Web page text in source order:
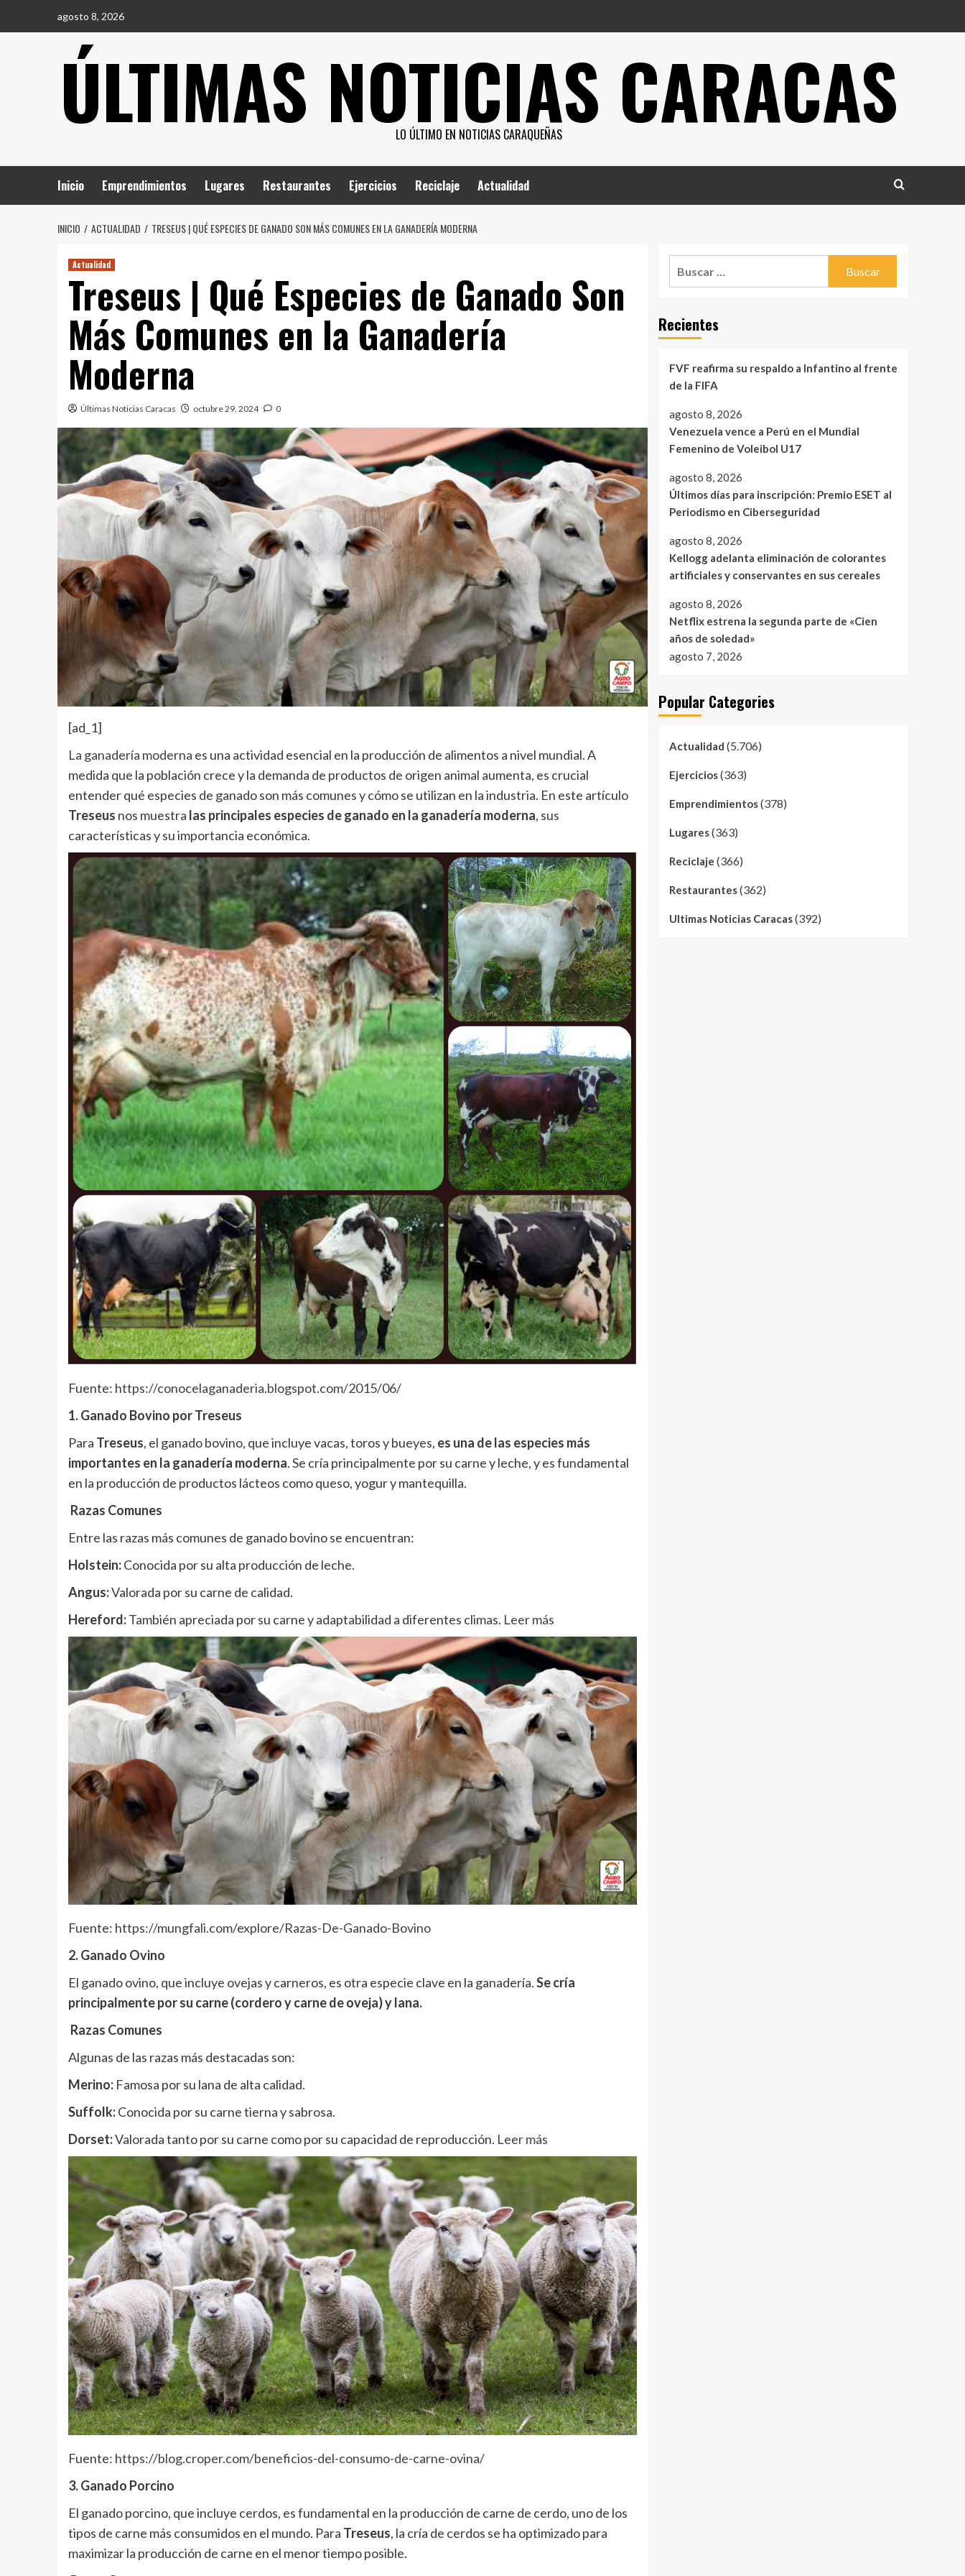
agosto 8, 2026
ÚLTIMAS NOTICIAS CARACAS
LO ÚLTIMO EN NOTICIAS CARAQUEÑAS
Inicio Emprendimientos Lugares Restaurantes Ejercicios Reciclaje Actualidad
INICIO ACTUALIDAD TRESEUS | QUÉ ESPECIES DE GANADO SON MÁS COMUNES EN LA GANADERÍA MODERNA
Actualidad
Treseus | Qué Especies de Ganado Son
Más Comunes en la Ganadería
Moderna
Últimas Noticias Caracas octubre 29, 2024 0
[ad_1]
La ganadería moderna es una actividad esencial en la producción de alimentos a nivel mundial. A
medida que la población crece y la demanda de productos de origen animal aumenta, es crucial
entender qué especies de ganado son más comunes y cómo se utilizan en la industria. En este artículo
Treseus nos muestra las principales especies de ganado en la ganadería moderna, sus
características y su importancia económica.
Fuente: https://conocelaganaderia.blogspot.com/2015/06/
1. Ganado Bovino por Treseus
Para Treseus, el ganado bovino, que incluye vacas, toros y bueyes, es una de las especies más
importantes en la ganadería moderna. Se cría principalmente por su carne y leche, y es fundamental
en la producción de productos lácteos como queso, yogur y mantequilla.
Razas Comunes
Entre las razas más comunes de ganado bovino se encuentran:
Holstein:Conocida por su alta producción de leche.
Angus:Valorada por su carne de calidad.
Hereford:También apreciada por su carne y adaptabilidad a diferentes climas. Leer más
Fuente: https://mungfali.com/explore/Razas-De-Ganado-Bovino
2. Ganado Ovino
El ganado ovino, que incluye ovejas y carneros, es otra especie clave en la ganadería.Se cría
principalmente por su carne (cordero y carne de oveja) y lana.
Razas Comunes
Algunas de las razas más destacadas son:
Merino:Famosa por su lana de alta calidad.
Suffolk:Conocida por su carne tierna y sabrosa.
Dorset:Valorada tanto por su carne como por su capacidad de reproducción. Leer más
Fuente: https://blog.croper.com/beneficios-del-consumo-de-carne-ovina/
3. Ganado Porcino
El ganado porcino, que incluye cerdos, es fundamental en la producción de carne de cerdo, uno de los
tipos de carne más consumidos en el mundo. Para Treseus, la cría de cerdos se ha optimizado para
maximizar la producción de carne en el menor tiempo posible.
Recientes
FVF reafirma su respaldo a Infantino al frente
de la FIFA
agosto 8, 2026
Venezuela vence a Perú en el Mundial
Femenino de Voleibol U17
agosto 8, 2026
Últimos días para inscripción: Premio ESET al
Periodismo en Ciberseguridad
agosto 8, 2026
Kellogg adelanta eliminación de colorantes
artificiales y conservantes en sus cereales
agosto 8, 2026
Netflix estrena la segunda parte de «Cien
años de soledad»
agosto 7, 2026
Popular Categories
Actualidad (5.706)
Ejercicios(363)
Emprendimientos(378)
Lugares(363)
Reciclaje (366)
Restaurantes(362)
Ultimas Noticias Caracas(392)